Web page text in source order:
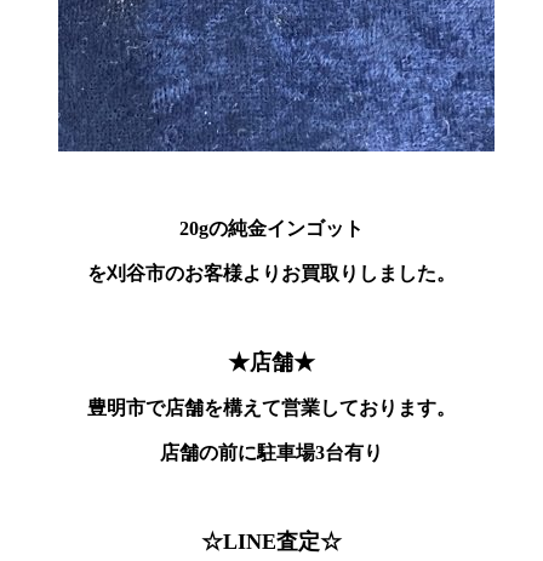
20gの純金インゴット
を刈谷市のお客様よりお買取りしました。
★店舗★
豊明市で店舗を構えて営業しております。
店舗の前に駐車場3台有り
☆LINE査定☆